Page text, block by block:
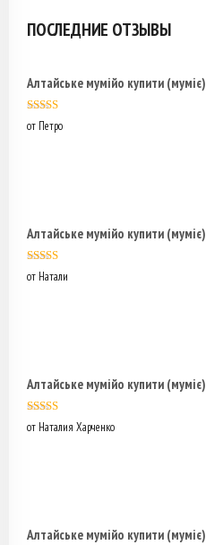
ПОСЛЕДНИЕ ОТЗЫВЫ
Алтайське мумійо купити (муміє)
Оценка
5
от Петро
Алтайське мумійо купити (муміє)
Оценка5
5
от Натали
Алтайське мумійо купити (муміє)
Оценка5 из
5
от Наталия Харченко
Алтайське мумійо купити (муміє)